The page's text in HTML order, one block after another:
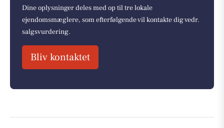
Dine oplysninger deles med op til tre lokale
ejendomsmæglere, som efterfølgende vil kontakte dig vedr.
salgsvurdering.
Bliv kontaktet